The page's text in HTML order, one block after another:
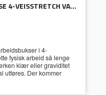
BLÅKLÄDER 7100 GRAVIDBUKSE 4-VEISSTRETCH VARSEL
i 4-
fysisk arbeid så lenge
klær eller graviditet
utføres. Der kommer